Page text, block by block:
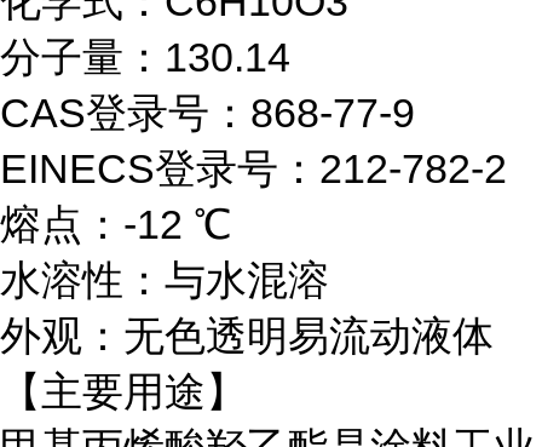
分子量：130.14
CAS登录号：868-77-9
EINECS登录号：212-782-2
熔点：-12 ℃
水溶性：与水混溶
外观：无色透明易流动液体
【主要用途】